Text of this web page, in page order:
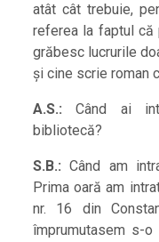
atât cât trebuie,
referea la faptul că
grăbesc lucrurile
și cine scrie roman
A.S.: Când ai
bibliotecă?
S.B.: Când am
Prima oară am
nr. 16 din
împrumutasem s-